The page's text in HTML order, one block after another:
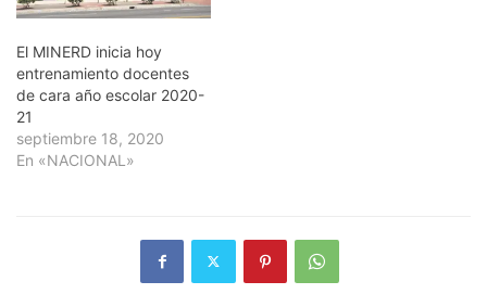
El MINERD inicia hoy
entrenamiento docentes
de cara año escolar 2020-
21
septiembre 18, 2020
En «NACIONAL»